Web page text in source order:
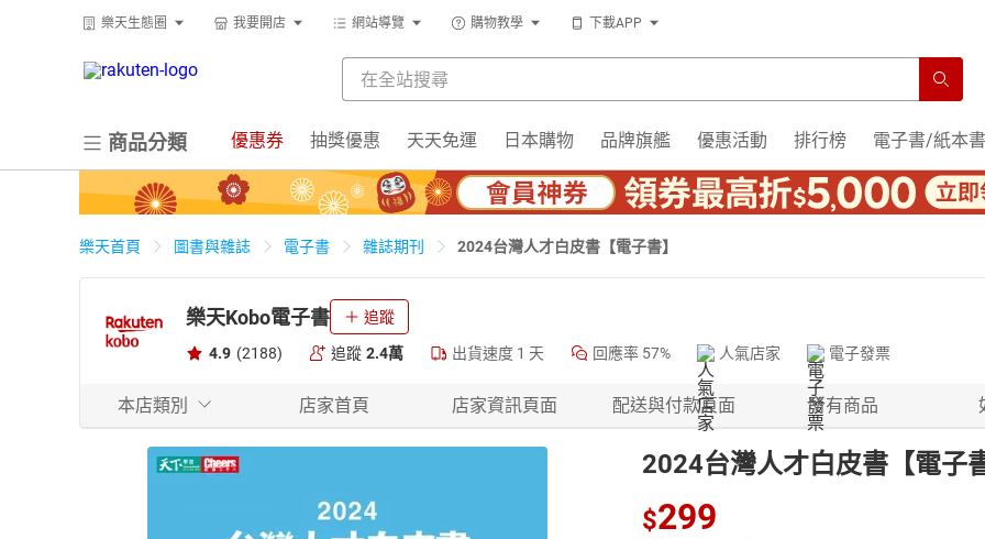
樂天生態圈 我要開店 網站導覽 購物教學 下載APP
商品分類 優惠券 抽獎優惠 天天免運 日本購物 品牌旗艦 優惠活動 排行榜 電子書/紙本書
樂天首頁 圖書與雜誌 電子書 雜誌期刊 2024台灣人才白皮書【電子書】
樂天Kobo電子書 追蹤
4.9 (2188) 追蹤 2.4萬 出貨速度 1 天 回應率 57% 人氣店家 電子發票
本店類別 店家首頁 店家資訊頁面 配送與付款頁面 所有商品
2024台灣人才白皮書【電子
$299